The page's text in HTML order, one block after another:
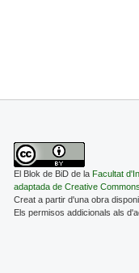
El Blok de BiD de la Facultat
adaptada de Creative
Creat a partir d'una obra
Els permisos addicionals als